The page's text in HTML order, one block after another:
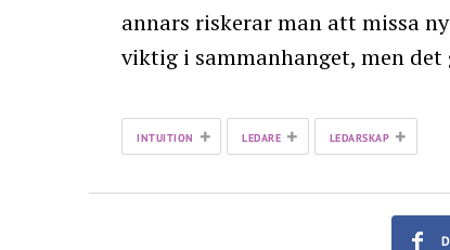
annars riskerar man att missa
viktig i sammanhanget, men
INTUITION + LEDARE + LEDARSKAP +